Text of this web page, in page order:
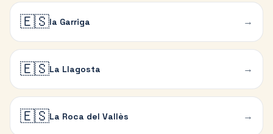
🇪🇸la Garriga →
🇪🇸La Llagosta →
🇪🇸La Roca del Vallès →